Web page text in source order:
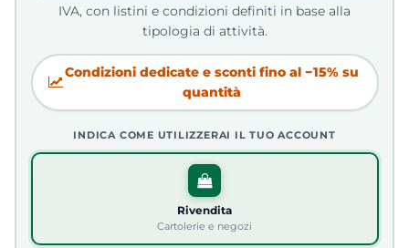
IVA, con listini e condizioni definiti in base alla
tipologia di attività.
Condizioni dedicate e sconti fino al −15% su
quantità
INDICA COME UTILIZZERAI IL TUO ACCOUNT
Rivendita
Cartolerie e negozi